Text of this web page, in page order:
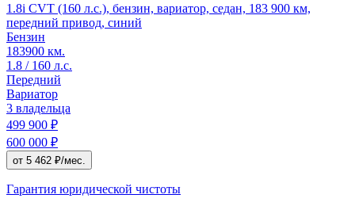
1.8i CVT (160 л.с.), бензин, вариатор, седан, 183 900 км,
передний привод, синий
Бензин
183900 км.
1.8 / 160 л.с.
Передний
Вариатор
3 владельца
499 900 ₽
600 000 ₽
от 5 462 ₽/мес.
Гарантия юридической чистоты